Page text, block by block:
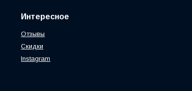
Интересное
Отзывы
Скидки
Instagram